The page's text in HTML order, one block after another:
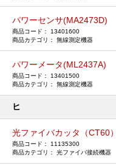
パワーセンサ(MA2473D)
13401600
無線測定機器
パワーメータ(ML2437A)
13401500
無線測定機器
ヒ
光ファイバカッタ（CT60）
11135300
光ファイバ接続機器